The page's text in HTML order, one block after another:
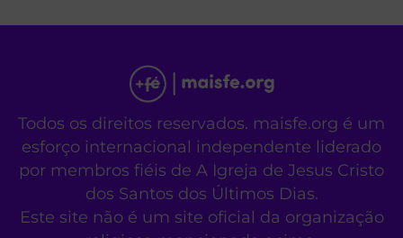
Todos os direitos reservados. maisfe.org é um
esforço internacional independente liderado
por membros fiéis de A Igreja de Jesus Cristo
dos Santos dos Últimos Dias.
Este site não é um site oficial da organização